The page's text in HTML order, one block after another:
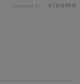
powered by